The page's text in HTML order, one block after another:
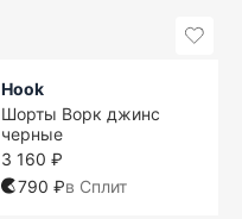
Hook
Шорты Ворк джинс
черные
3 160 ₽
790 ₽в Сплит